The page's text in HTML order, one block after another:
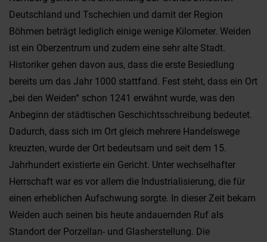
Deutschland und Tschechien und damit der Region
Böhmen beträgt lediglich einige wenige Kilometer. Weiden
ist ein Oberzentrum und zudem eine sehr alte Stadt.
Historiker gehen davon aus, dass die erste Besiedlung
bereits um das Jahr 1000 stattfand. Fest steht, dass ein Ort
„bei den Weiden“ schon 1241 erwähnt wurde, was den
Anbeginn der städtischen Geschichtsschreibung bedeutet.
Dadurch, dass sich im Ort gleich mehrere Handelswege
kreuzten, wurde der Ort bedeutsam und seit dem 15.
Jahrhundert existierte ein Gericht. Unter wechselhafter
Herrschaft war es vor allem die Industrialisierung, die für
einen erheblichen Aufschwung sorgte. In dieser Zeit bekam
Weiden auch seinen bis heute andauernden Ruf als
Standort der Porzellan- und Glasherstellung. Die